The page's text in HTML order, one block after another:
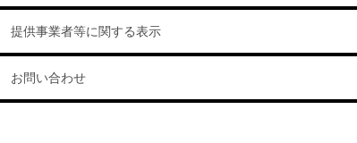
提供事業者等に関する表示
お問い合わせ